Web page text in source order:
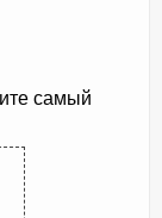
самый